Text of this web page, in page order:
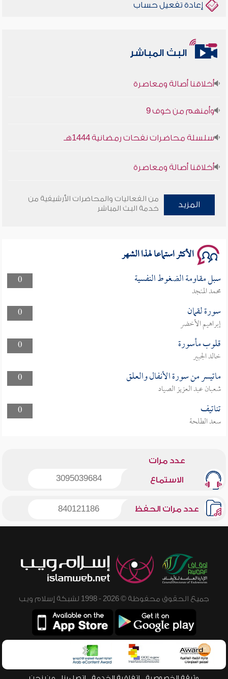
إعادة تفعيل حساب
البث المباشر
سلسلة محاضرات نفحات رمضانية 1444هـ
المزيد
من الفعاليات والمحاضرات الأرشيفية من
خدمة البث المباشر
الأكثر استماعا لهذا الشهر
0 سبل مقاومة الضغوط النفسية
محمد المنجد
0
سورة لقمان
إبراهيم الأخضر
0
قلوب مأسورة
خالد الجبير
0
ماتيسر من سورة الأنفال والعلق
شعبان عبد العزيز الصياد
0
تناتيف
سعد الطلحة
عدد مرات
الاستماع 3095039684
عدد مرات الحفظ 840121186
جميع الحقوق محفوظة © 2026 - 1998 لشبكة إسلام ويب